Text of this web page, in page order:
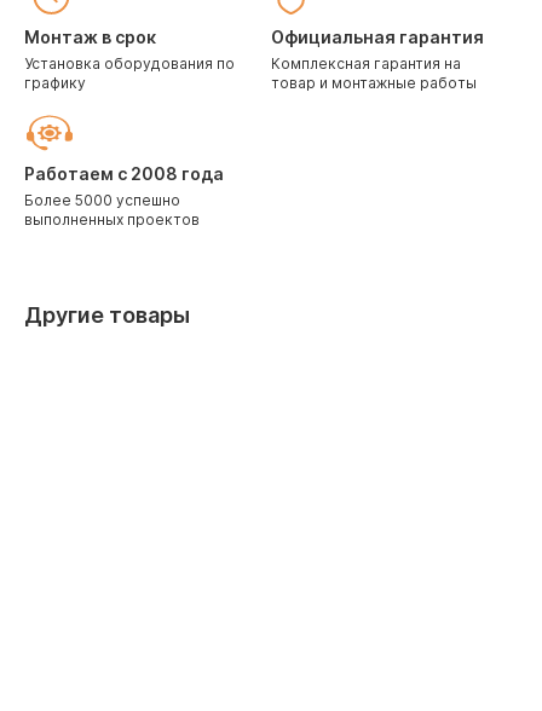
Монтаж в срок
Установка оборудования по
графику
Официальная гарантия
Комплексная гарантия на
товар и монтажные работы
Работаем с 2008 года
Более 5000 успешно
выполненных проектов
Другие товары